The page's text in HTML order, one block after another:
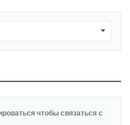
чтобы связаться с